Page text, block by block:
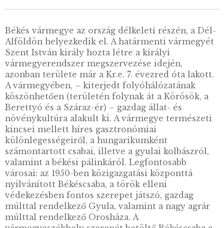
2022. évi Bács-Kiskun
megye, Kecskemét ezüst
emlékérme PP – Hazai
megyék és
megyeszékhelyek sorozat
– 1.
45.000Ft